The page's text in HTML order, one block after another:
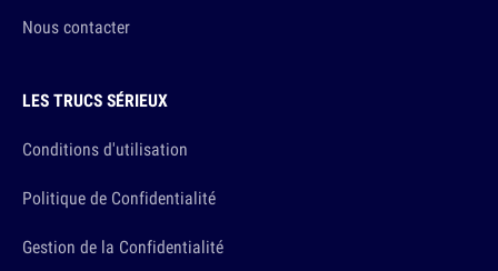
Nous contacter
LES TRUCS SÉRIEUX
Conditions d'utilisation
Politique de Confidentialité
Gestion de la Confidentialité